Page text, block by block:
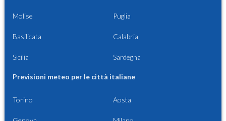
Molise Puglia
Basilicata Calabria
Sicilia Sardegna
Previsioni meteo per le città italiane
Torino Aosta